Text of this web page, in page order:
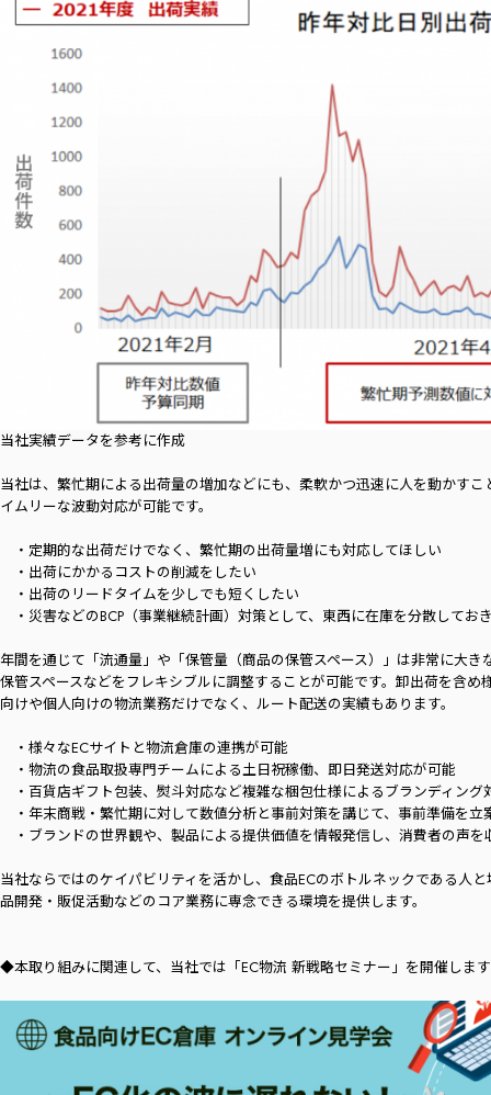
当社実績データを参考に作成
当社は、繁忙期による出荷量の増加などにも、柔軟かつ迅速に人を動かす
イムリーな波動対応が可能です。
・定期的な出荷だけでなく、繁忙期の出荷量増にも対応してほしい
・出荷にかかるコストの削減をしたい
・出荷のリードタイムを少しでも短くしたい
・災害などのBCP（事業継続計画）対策として、東西に在庫を分散してお
年間を通じて「流通量」や「保管量（商品の保管スペース）」は非常に大
保管スペースなどをフレキシブルに調整することが可能です。卸出荷を含め
向けや個人向けの物流業務だけでなく、ルート配送の実績もあります。
・様々なECサイトと物流倉庫の連携が可能
・物流の食品取扱専門チームによる土日祝稼働、即日発送対応が可能
・百貨店ギフト包装、熨斗対応など複雑な梱包仕様によるブランディング
・年末商戦・繁忙期に対して数値分析と事前対策を講じて、事前準備を立
・ブランドの世界観や、製品による提供価値を情報発信し、消費者の声を
当社ならではのケイパビリティを活かし、食品ECのボトルネックである人
品開発・販促活動などのコア業務に専念できる環境を提供します。
◆本取り組みに関連して、当社では「EC物流 新戦略セミナー」を開催します